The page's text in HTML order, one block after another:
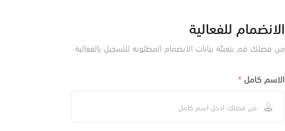
الانضمام للفعالية
من فضلك قم بتعبئة بيانات الانضمام المطلوبة للتسجيل بالفعالية
الاسم كامل*